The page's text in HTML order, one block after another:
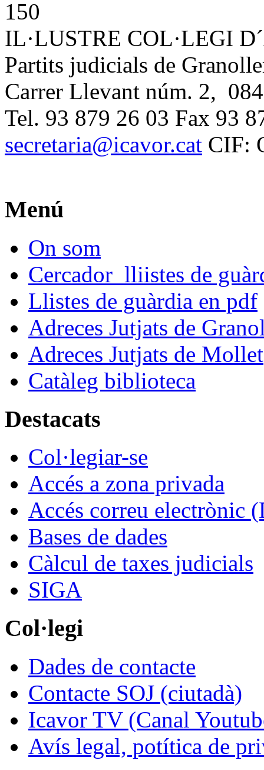
IL·LUSTRE COL·LEGI
Partits judicials de
Carrer Llevant núm. 2,
Tel. 93 879 26 03 Fax 93
secretaria@icavor.cat CIF:
Menú
On som
Cercador lliistes de
Llistes de guàrdia en pdf
Adreces Jutjats de
Adreces Jutjats de Mollet
Catàleg biblioteca
Destacats
Col·legiar-se
Accés a zona privada
Accés correu electrònic
Bases de dades
Càlcul de taxes judicials
SIGA
Col·legi
Dades de contacte
Contacte SOJ (ciutadà)
Icavor TV (Canal
Avís legal, potítica de